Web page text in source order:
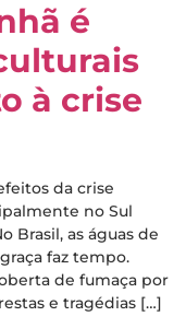
é
à crise
da crise
no Sul
Brasil, as águas de
faz tempo.
de fumaça por
e tragédias […]